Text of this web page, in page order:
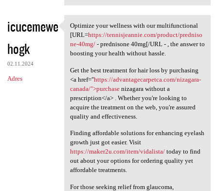
icucemewe
hogk
02.11.2024
Adres
Optimize your wellness with
Optimize your wellness with our multifunctional
[URL=https://tennisjeannie.com/product/predniso
ne-40mg/- prednisone 40mg[/URL - , the answer to
boosting your health without hassle.
Get the best treatment for hair loss by purchasing
<a href="https://advantagecarpetca.com/nizagara-
canada/">purchasenizagara without a
prescription</a> . Whether you're looking to
acquire the treatment on the web, you're assured
quality and effectiveness.
Finding affordable solutions for enhancing eyelash
growth just got easier. Visit
https://maker2u.com/item/vidalista/today to find
out about your options for ordering quality yet
affordable treatments.
For those seeking relief from glaucoma,